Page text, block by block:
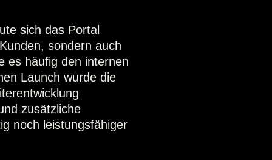
sich das Portal
sondern auch
es häufig den internen
Launch wurde die
zusätzliche
noch leistungsfähiger